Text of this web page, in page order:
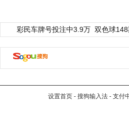
彩民车牌号投注中3.9万 双色球
设置首页 - 搜狗输入法 - 支付